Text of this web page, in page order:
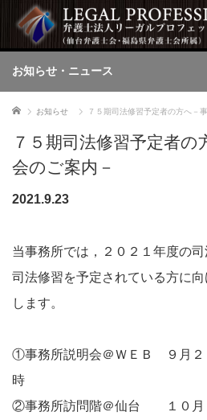
お知らせ・ニュース
ホーム お知らせ ７５期司法修習予定者の方へ－
７５期司法修習予定者の
会のご案内－
2021.9.23
当事務所では，２０２１年度の
司法修習を予定されている方に
します。
①事務所説明会＠ＷＥＢ ９月２
時
②事務所訪問階＠仙台 １０月